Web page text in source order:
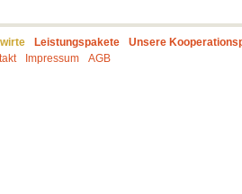
Leistungspakete
Unsere
Impressum AGB